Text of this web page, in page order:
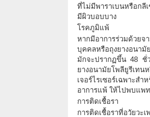
ที่ไม่มีพาราเบนหรือกลี
มีผิวบอบบาง
โรคภูมิแพ้
หากมีอาการร่วมด้วยจ
บุคคลหรือถุงยางอนามั
มักจะปรากฏขึ้น 48 ชั่
ยางอนามัยโพลียูรีเท
เจอร์ไรเซอร์เฉพาะ
อาการแพ้ ให้ไปพบแพ
การติดเชื้อรา
การติดเชื้อราที่อวัยว